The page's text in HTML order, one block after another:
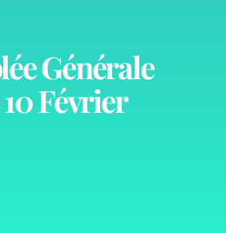
Générale
Février